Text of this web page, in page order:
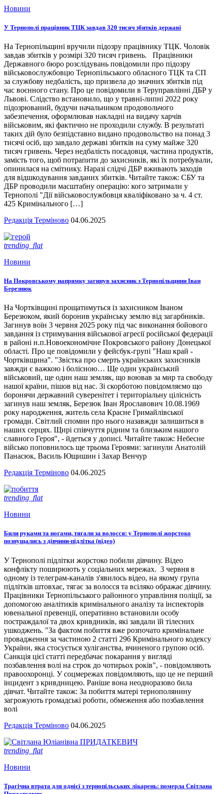
Новини
У Тернополі працівник ТЦК завдав 320 тисяч збитків державі
На Тернопільщині вручили підозру працівнику ТЦК. Чоловік
завдав збитків у розмірі 320 тисяч гривень. Працівники
Державного бюро розслідувань повідомили про підозру
військовослужбовцю Тернопільського обласного ТЦК та СП
за службову недбалість, що призвела до значних збитків під
час воєнного стану. Про це повідомили в Теруправлінні ДБР у
Львові. Слідство встановило, що у травні-липні 2022 року
підозрюваний, будучи начальником продовольчого
забезпечення, оформлював накладні на видачу харчів
військовим, які фактично не проходили службу. В результаті
таких дій було безпідставно видано продовольство на понад 3
тисячі осіб, що завдало державі збитків на суму майже 320
тисяч гривень. Через недбалість посадовця, частина продуктів,
замість того, щоб потрапити до захисників, які їх потребували,
опинилася на смітнику. Наразі слідчі ДБР вживають заходів
для відшкодування завданих збитків. Читайте також: СБУ та
ДБР проводили масштабну операцію: кого затримали у
Тернополі "Дії військовослужбовця кваліфіковано за ч. 4 ст.
425 Кримінального […]
Редакція Терміново 04.06.2025
trending_flat
Новини
На Покровському напрямку загинув захисник з Тернопільщини Іван
Березнюк
На Чортківщині прощатимуться із захисником Іваном
Березюком, який боронив українську землю від загарбників.
Загинув воїн 3 червня 2025 року під час виконання бойового
завдання із стримування військової агресії російської федерації
в районі н.п.Новоекономічне Покровського району Донецької
області. Про це повідомили у фейсбук-групі "Наш край -
Чортківщина". "Звістка про смерть українських захисників
завжди є важкою і болісною… Ще один український
військовий, ще один наш земляк, що воював за мир та свободу
нашої країни, пішов від нас. Зі скорботою повідомляємо що
боронячи державний суверенітет і територіальну цілісність
загинув наш земляк, Березюк Іван Ярославович 10.08.1969
року народження, житель села Красне Гримайлівської
громади. Світлий спомин про нього назавжди залишиться в
наших серцях. Щирі співчуття рідним та близьким нашого
славного Героя", - йдеться у дописі. Читайте також: Небесне
військо поповнилось ще трьома Героями: загинули Анатолій
Панасюк, Василь Ющишин і Захар Венчур
Редакція Терміново 04.06.2025
trending_flat
Новини
Били руками та ногами, тягали за волосся: у Тернополі жорстоко
познущались з дівчини-підлітка (відео)
У Тернополі підлітки жорстоко побили дівчину. Відео
конфлікту поширюють у соціальних мережах. 3 червня в
одному із телеграм-каналів з'явилось відео, на якому група
підлітків штовхає, тягає за волосся та всіляко ображає дівчину.
Працівники Тернопільського районного управління поліції, за
допомогою аналітиків кримінального аналізу та інспекторів
ювенальної превенції, оперативно встановили особу
постраждалої та двох кривдників, які завдали їй тілесних
ушкоджень. "За фактом побиття вже розпочато кримінальне
провадження за частиною 2 статті 296 Кримінального кодексу
України, яка стосується хуліганства, вчиненого групою осіб.
Санкція цієї статті передбачає покарання у вигляді
позбавлення волі на строк до чотирьох років", - повідомляють
правоохоронці. У соцмережах повідомляють, що це не перший
інцидент з кривдницею. Раніше вона неодноразово била
дівчат. Читайте також: За побиття матері тернополянину
загрожують громадські роботи, обмеження або позбавлення
волі
Редакція Терміново 04.06.2025
trending_flat
Новини
Трагічна втрата для однієї з тернопільських лікарень: померла Світлана